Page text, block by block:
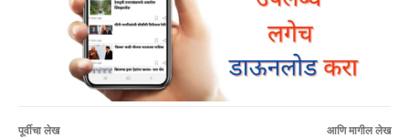
पूर्वीचा लेख आणि मागील लेख